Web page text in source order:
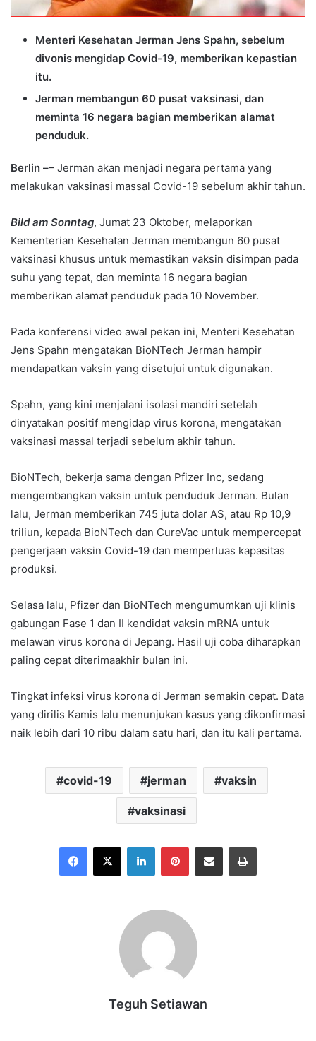
Menteri Kesehatan Jerman Jens Spahn, sebelum
divonis mengidap Covid-19, memberikan kepastian
itu.
Jerman membangun 60 pusat vaksinasi, dan
meminta 16 negara bagian memberikan alamat
penduduk.
Berlin –– Jerman akan menjadi negara pertama yang
melakukan vaksinasi massal Covid-19 sebelum akhir tahun.
Bild am Sonntag, Jumat 23 Oktober, melaporkan
Kementerian Kesehatan Jerman membangun 60 pusat
vaksinasi khusus untuk memastikan vaksin disimpan pada
suhu yang tepat, dan meminta 16 negara bagian
memberikan alamat penduduk pada 10 November.
Pada konferensi video awal pekan ini, Menteri Kesehatan
Jens Spahn mengatakan BioNTech Jerman hampir
mendapatkan vaksin yang disetujui untuk digunakan.
Spahn, yang kini menjalani isolasi mandiri setelah
dinyatakan positif mengidap virus korona, mengatakan
vaksinasi massal terjadi sebelum akhir tahun.
BioNTech, bekerja sama dengan Pfizer Inc, sedang
mengembangkan vaksin untuk penduduk Jerman. Bulan
lalu, Jerman memberikan 745 juta dolar AS, atau Rp 10,9
triliun, kepada BioNTech dan CureVac untuk mempercepat
pengerjaan vaksin Covid-19 dan memperluas kapasitas
produksi.
Selasa lalu, Pfizer dan BioNTech mengumumkan uji klinis
gabungan Fase 1 dan II kendidat vaksin mRNA untuk
melawan virus korona di Jepang. Hasil uji coba diharapkan
paling cepat diterimaakhir bulan ini.
Tingkat infeksi virus korona di Jerman semakin cepat. Data
yang dirilis Kamis lalu menunjukan kasus yang dikonfirmasi
naik lebih dari 10 ribu dalam satu hari, dan itu kali pertama.
covid-19 jerman vaksin
vaksinasi
Facebook
X LinkedInPinterestShare via Email Print
Teguh Setiawan